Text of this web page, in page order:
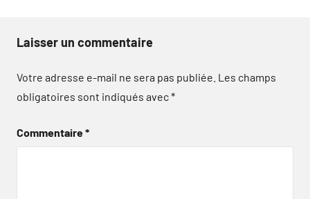
Laisser un commentaire
Votre adresse e-mail ne sera pas publiée. Les champs
obligatoires sont indiqués avec*
Commentaire*